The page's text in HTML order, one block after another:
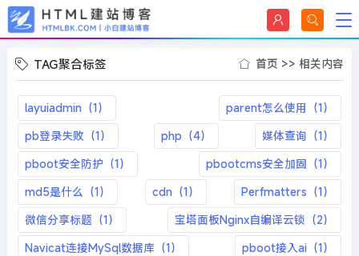
TAG聚合标签 首页 >> 相关内容
layuiadmin（1）
parent怎么使用（1）
pb登录失败（1）
php（4）
媒体查询（1）
pboot安全防护（1）
pbootcms安全加固（1）
md5是什么（1）
cdn（1）
Perfmatters（1）
微信分享标题（1）
宝塔面板Nginx自编译云锁（2）
Navicat连接MySql数据库（1）
pboot接入ai（1）